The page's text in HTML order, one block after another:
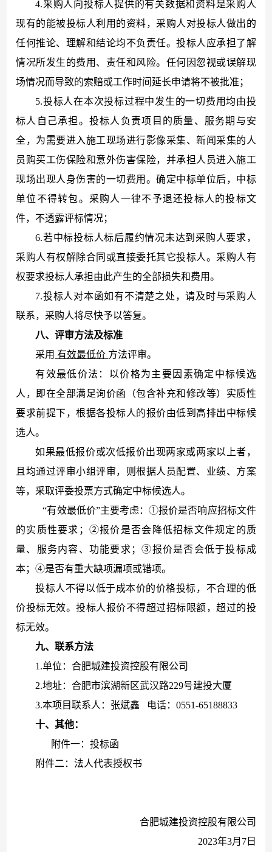
4.采购人向投标人提供的有关数据和资料是采购人
现有的能被投标人利用的资料，采购人对投标人做出的
任何推论、理解和结论均不负责任。投标人应承担了解
情况所发生的费用、责任和风险。任何因忽视或误解现
场情况而导致的索赔或工作时间延长申请将不被批准；
5.投标人在本次投标过程中发生的一切费用均由投
标人自己承担。投标人负责项目的质量、服务期与安
全，为需要进入施工现场进行影像采集、新闻采集的人
员购买工伤保险和意外伤害保险，并承担人员进入施工
现场出现人身伤害的一切费用。确定中标单位后，中标
单位不得转包。采购人一律不予退还投标人的投标文
件，不透露评标情况；
6.若中标投标人标后履约情况未达到采购人要求，
采购人有权解除合同或直接委托其它投标人。采购人有
权要求投标人承担由此产生的全部损失和费用。
7.投标人对本函如有不清楚之处，请及时与采购人
联系，采购人将尽快予以答复。
八、评审方法及标准
采用 有效最低价 方法评审。
有效最低价法：以价格为主要因素确定中标候选
人，即在全部满足询价函（包含补充和修改等）实质性
要求前提下，根据各投标人的报价由低到高排出中标候
选人。
如果最低报价或次低报价出现两家或两家以上者，
且均通过评审小组评审，则根据人员配置、业绩、方案
等，采取评委投票方式确定中标候选人。
“有效最低价”主要考虑：①报价是否响应招标文件
的实质性要求；②报价是否会降低招标文件规定的质
量、服务内容、功能要求；③报价是否会低于投标成
本；④是否有重大缺项漏项或错项。
投标人不得以低于成本价的价格投标，不合理的低
价投标无效。投标人报价不得超过招标限额，超过的投
标无效。
九、联系方法
1.单位：合肥城建投资控股有限公司
2.地址：合肥市滨湖新区武汉路229号建投大厦
3.本项目联系人：张斌鑫
电话：0551-65188833
十、其他：
附件一：投标函
附件二：法人代表授权书
合肥城建投资控股有限公司
2023年3月7日